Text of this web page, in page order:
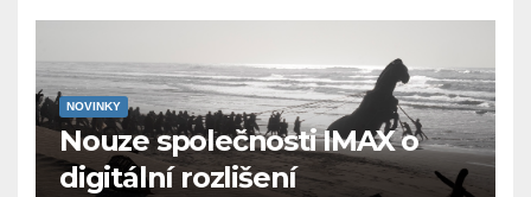
NOVINKY
Nouze společnosti IMAX o
digitální rozlišení